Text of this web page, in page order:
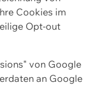
Cookies im
Opt-out
von Google
an Google